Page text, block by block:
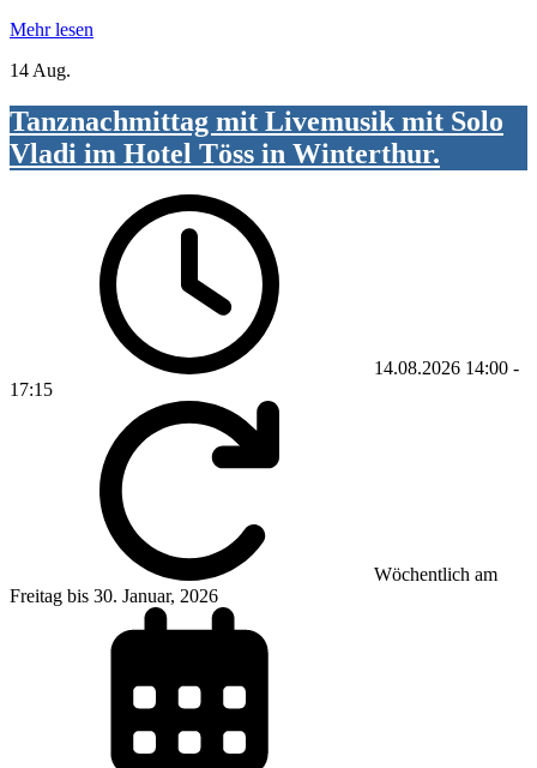
Mehr lesen
14 Aug.
Tanznachmittag mit Livemusik mit Solo
Vladi im Hotel Töss in Winterthur.
14.08.2026 14:00 -
17:15
Wöchentlich am
Freitag bis 30. Januar, 2026